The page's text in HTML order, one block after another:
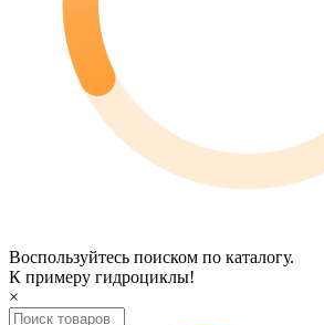
Воспользуйтесь поиском по каталогу.
К примеру гидроциклы!
×